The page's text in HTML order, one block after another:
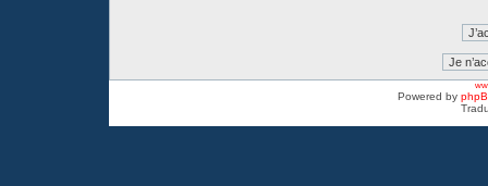
Powered by